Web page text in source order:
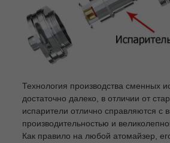
Технология производства сменных
достаточно далеко, в отличии от
испарители отлично справляются с
производительностью и
Как правило на любой атомайзер,